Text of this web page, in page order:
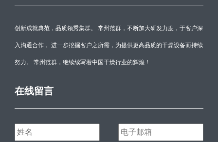
创新成就典范，品质领秀集群。 常州范群，不断加大研发力度，于客户深
入沟通合作， 进一步挖掘客户之所需，为提供更高品质的干燥设备而持续
努力。 常州范群，继续续写着中国干燥行业的辉煌！
在线留言